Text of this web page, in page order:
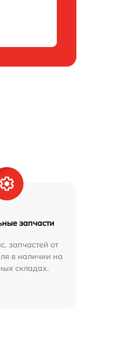
запчасти
запчастей от
в наличии на
складах.